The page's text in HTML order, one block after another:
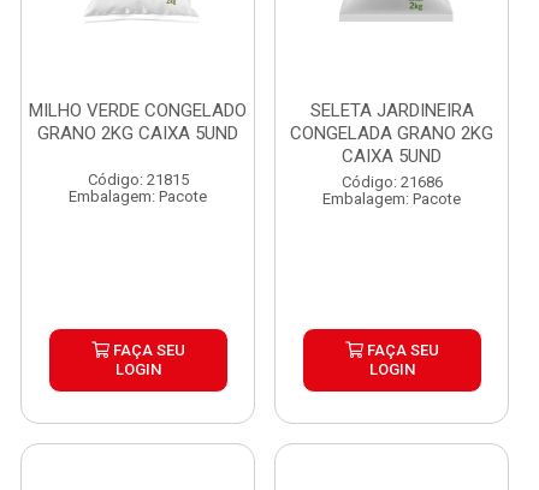
MILHO VERDE CONGELADO
GRANO 2KG CAIXA 5UND
Código: 21815
Embalagem: Pacote
FAÇA SEU
LOGIN
SELETA JARDINEIRA
CONGELADA GRANO 2KG
CAIXA 5UND
Código: 21686
Embalagem: Pacote
FAÇA SEU
LOGIN